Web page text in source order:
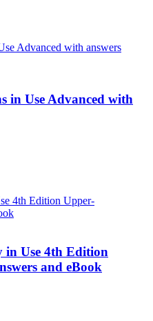
in Use Advanced with
in Use 4th Edition
and eBook